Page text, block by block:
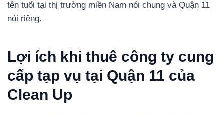
tên tuổi tại thị trường miền Nam nói chung và Quận 11
nói riêng.
Lợi ích khi thuê công ty cung
cấp tạp vụ tại Quận 11 của
Clean Up